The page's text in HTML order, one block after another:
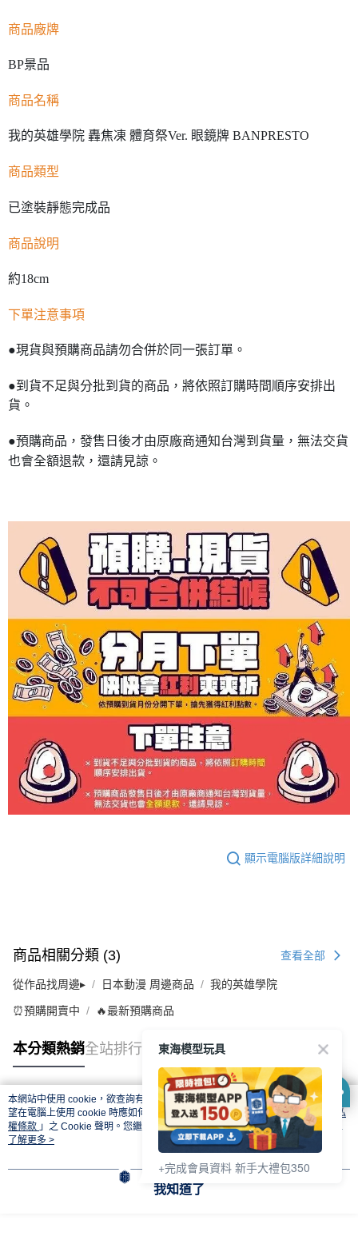
商品廠牌
BP景品
商品名稱
我的英雄學院 轟焦凍 體育祭Ver. 眼鏡牌 BANPRESTO
商品類型
已塗裝靜態完成品
商品說明
約18cm
下單注意事項
●現貨與預購商品請勿合併於同一張訂單。
●到貨不足與分批到貨的商品，將依照訂購時間順序安排出
貨。
●預購商品，發售日後才由原廠商通知台灣到貨量，無法交貨
也會全額退款，還請見諒。
顯示電腦版詳細說明
商品相關分類 (3) 查看全部
從作品找周邊▸ 日本動漫 周邊商品 我的英雄學院
⏰預購開賣中 🔥最新預購商品
本分類熱銷全站排行
熱門標籤
本網站中使用 cookie，欲查詢有關本網站使用 cookie 方式之詳情，及若您不希
望在電腦上使用 cookie 時應如何變更電腦的 cookie 設定，請參閱本網站「
隱私
權條款 」之 Cookie 聲明。您繼續使用本網站即表示您同意本公司得按本網站使
用條款之 Cookie 聲明使用 cookie。
了解更多 >
我知道了
東海模型玩具
+完成會員資料 新手大禮包350